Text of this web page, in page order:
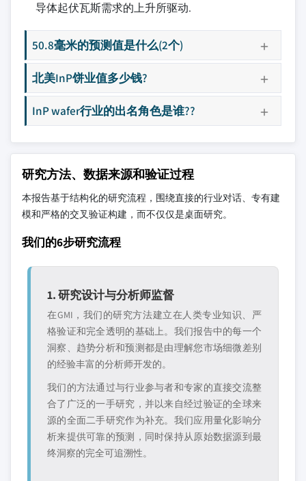
导体起伏瓦斯需求的上升所驱动.
50.8毫米的预测值是什么(2个)
北美InP饼业值多少钱?
InP wafer行业的出名角色是谁??
研究方法、数据来源和验证过程
本报告基于结构化的研究流程，围绕直接的行业对话、专有建
模和严格的交叉验证构建，而不仅仅是桌面研究。
我们的6步研究流程
1. 研究设计与分析师监督
在GMI，我们的研究方法建立在人类专业知识、严
格验证和完全透明的基础上。我们报告中的每一个
洞察、趋势分析和预测都是由理解您市场细微差别
的经验丰富的分析师开发的。
我们的方法通过与行业参与者和专家的直接交流整
合了广泛的一手研究，并以来自经过验证的全球来
源的全面二手研究作为补充。我们应用量化影响分
析来提供可靠的预测，同时保持从原始数据源到最
终洞察的完全可追溯性。